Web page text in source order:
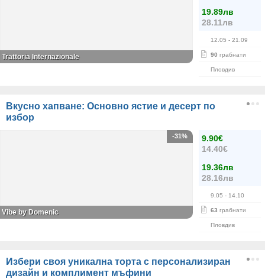
19.89лв
28.11лв
12.05 - 21.09
90 грабнати
Пловдив
Trattoria Internazionale
Вкусно хапване: Основно ястие и десерт по
избор
9.90€
14.40€
19.36лв
28.16лв
9.05 - 14.10
63 грабнати
Пловдив
-31%
Vibe by Domenic
Избери своя уникална торта с персонализиран
дизайн и комплимент мъфини